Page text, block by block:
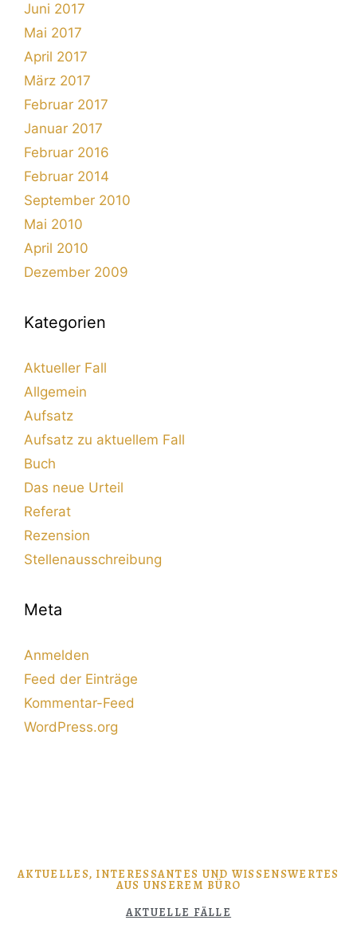
Juni 2017
Mai 2017
April 2017
März 2017
Februar 2017
Januar 2017
Februar 2016
Februar 2014
September 2010
Mai 2010
April 2010
Dezember 2009
Kategorien
Aktueller Fall
Allgemein
Aufsatz
Aufsatz zu aktuellem Fall
Buch
Das neue Urteil
Referat
Rezension
Stellenausschreibung
Meta
Anmelden
Feed der Einträge
Kommentar-Feed
WordPress.org
AKTUELLES, INTERESSANTES UND WISSENSWERTES
AUS UNSEREM BÜRO
AKTUELLE FÄLLE